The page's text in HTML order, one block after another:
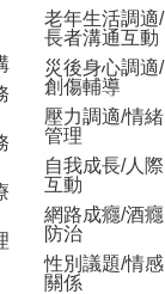
老年生活調適/
長者溝通互動
災後身心調適/
創傷輔導
壓力調適/情緒
管理
自我成長/人際
互動
網路成癮/酒癮
防治
性別議題/情感
關係